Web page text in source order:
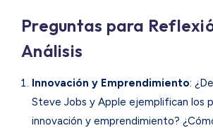
Preguntas para
Análisis
Innovación y Emprendimiento:
Steve Jobs y Apple ejemplifican los
innovación y emprendimiento?